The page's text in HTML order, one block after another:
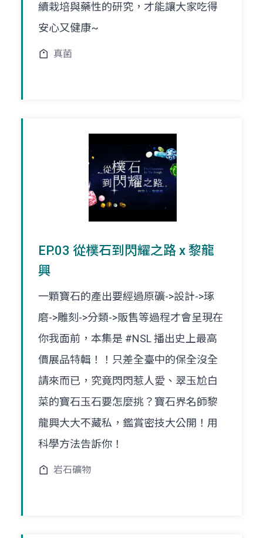
續栽培與藥性的研究，才能讓大家吃得
安心又健康~
真菌
EP.03 從樸石到閃耀之路 x 黎龍
興
一顆寶石的產出要經過原礦->設計->琢
磨->雕刻->分類->販售等過程才會呈現在
你我面前，本集是 #NSL 播出史上最高
價展品特輯！！只差全臺中的保全沒全
請來而已，究竟閃閃惹人愛、翠玉尬白
菜的寶石玉石要怎麼挑？寶石界名師黎
龍興大大不藏私，鑑賞密技大公開！用
科學方法告訴你！
岩石礦物